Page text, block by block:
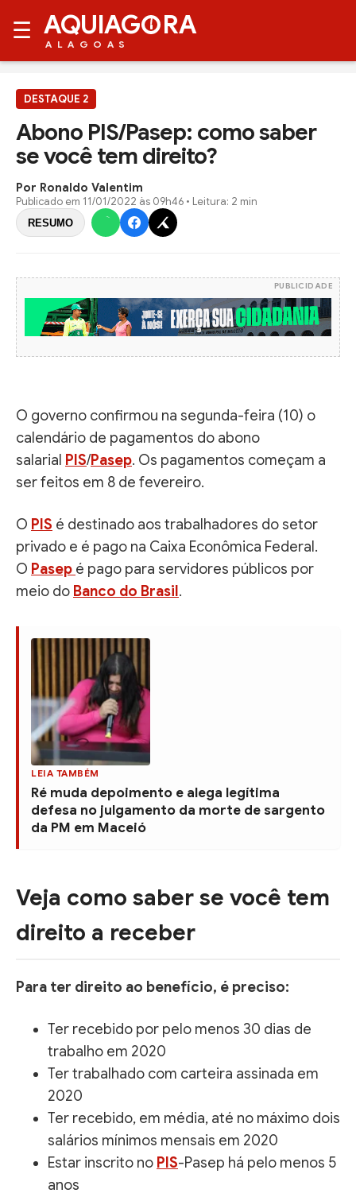
☰ AQUIAG RA
ALAGOAS
DESTAQUE 2
Abono PIS/Pasep: como saber
se você tem direito?
Por Ronaldo Valentim
Publicado em 11/01/2022 às 09h46 • Leitura: 2 min
RESUMO
PUBLICIDADE
O governo confirmou na segunda-feira (10) o
calendário de pagamentos do abono
salarial PIS/Pasep. Os pagamentos começam a
ser feitos em 8 de fevereiro.
O PIS é destinado aos trabalhadores do setor
privado e é pago na Caixa Econômica Federal.
O Pasep é pago para servidores públicos por
meio do Banco do Brasil .
LEIA TAMBÉM
Ré muda depoimento e alega legítima
defesa no julgamento da morte de sargento
da PM em Maceió
Veja como saber se você tem
direito a receber
Para ter direito ao benefício, é preciso:
Ter recebido por pelo menos 30 dias de
trabalho em 2020
Ter trabalhado com carteira assinada em
2020
Ter recebido, em média, até no máximo dois
salários mínimos mensais em 2020
Estar inscrito no PIS-Pasep há pelo menos 5
anos